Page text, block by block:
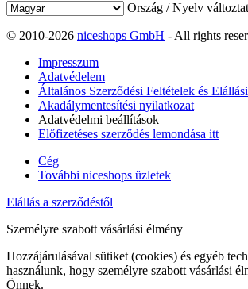
Ország / Nyelv
© 2010-2026 niceshops GmbH - All rights
Impresszum
Adatvédelem
Általános Szerződési Feltételek és
Akadálymentesítési nyilatkozat
Adatvédelmi beállítások
Előfizetéses szerződés lemondása itt
Cég
További niceshops üzletek
Elállás a szerződéstől
Személyre szabott vásárlási élmény
Hozzájárulásával sütiket (cookies) és egyéb
használunk, hogy személyre szabott vásárlási
Önnek.